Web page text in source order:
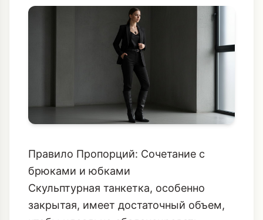
должны стать продолжением вашего
Правило Пропорций: Сочетание с